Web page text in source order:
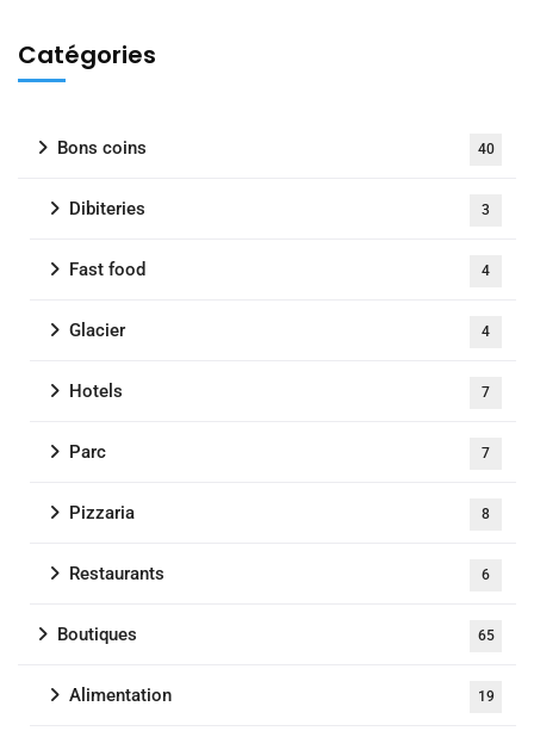
Catégories
Bons coins 40
Dibiteries 3
Fast food 4
Glacier 4
Hotels 7
Parc 7
Pizzaria 8
Restaurants 6
Boutiques 65
Alimentation 19